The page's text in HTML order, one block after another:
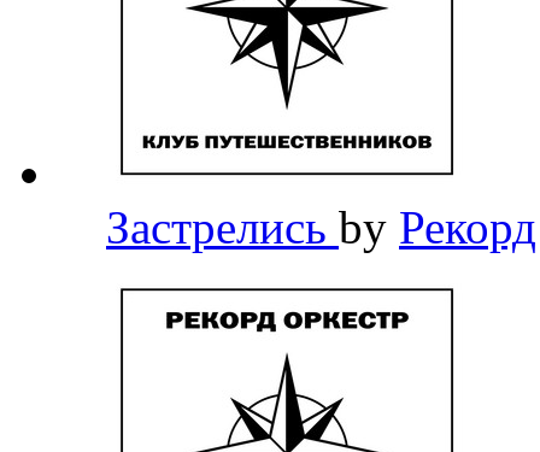
Застрелись by